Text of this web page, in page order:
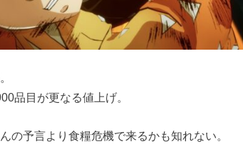
品目が更なる値上げ。
の予言より食糧危機で来るかも知れない。